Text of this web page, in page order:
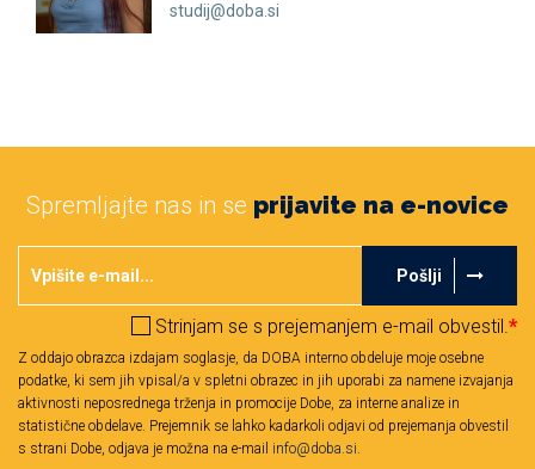
studij@doba.si
Spremljajte nas in se prijavite na e-novice
Pošlji
Strinjam se s prejemanjem e-mail obvestil. *
Z oddajo obrazca izdajam soglasje, da DOBA interno obdeluje moje osebne
podatke, ki sem jih vpisal/a v spletni obrazec in jih uporabi za namene izvajanja
aktivnosti neposrednega trženja in promocije Dobe, za interne analize in
statistične obdelave. Prejemnik se lahko kadarkoli odjavi od prejemanja obvestil
s strani Dobe, odjava je možna na e-mail info@doba.si.